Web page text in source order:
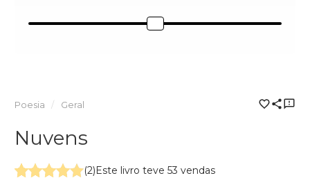
Poesia Geral
Nuvens
(2)Este livro teve 53 vendas